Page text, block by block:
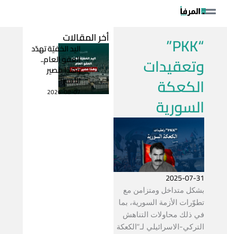
“PKK”
وتعقيدات
الكعكة
السورية
2025-07-31
بشكل متداخل ومتزامن مع
تطوّرات الأزمة السورية، بما
في ذلك محاولات التناهش
التركي-الاسرائيلي لـ”الكعكة
أخر المقالات
اليد الخفيّة تهدّد
العفو العام..
وهذا مصير
الأسير!
2026-08-07